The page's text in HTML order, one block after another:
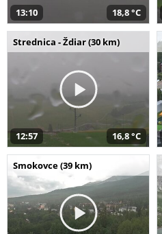
13:10 18,8 °C
Strednica - Ždiar (30 km)
12:57 16,8 °C
Smokovce (39 km)